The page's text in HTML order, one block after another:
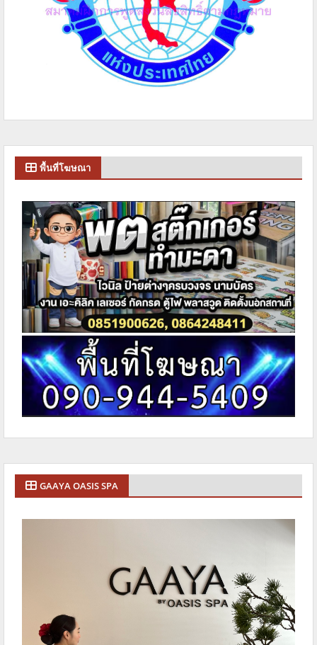
พื้นที่โฆษณา
GAAYA OASIS SPA